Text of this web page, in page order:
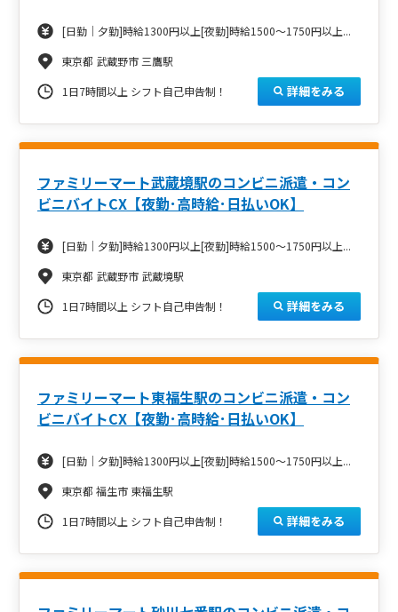
[日勤｜夕勤]時給1300円以上[夜勤]時給1500～1750円以上...
東京都 武蔵野市 三鷹駅
1日7時間以上 シフト自己申告制！
詳細をみる
ファミリーマート武蔵境駅のコンビニ派遣・コン
ビニバイトCX【夜勤･高時給･日払いOK】
[日勤｜夕勤]時給1300円以上[夜勤]時給1500～1750円以上...
東京都 武蔵野市 武蔵境駅
1日7時間以上 シフト自己申告制！
詳細をみる
ファミリーマート東福生駅のコンビニ派遣・コン
ビニバイトCX【夜勤･高時給･日払いOK】
[日勤｜夕勤]時給1300円以上[夜勤]時給1500～1750円以上...
東京都 福生市 東福生駅
1日7時間以上 シフト自己申告制！
詳細をみる